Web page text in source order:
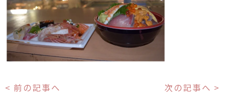
< 前の記事へ 次の記事へ >